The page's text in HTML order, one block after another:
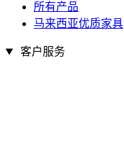
所有产品
马来西亚优质家具
客户服务